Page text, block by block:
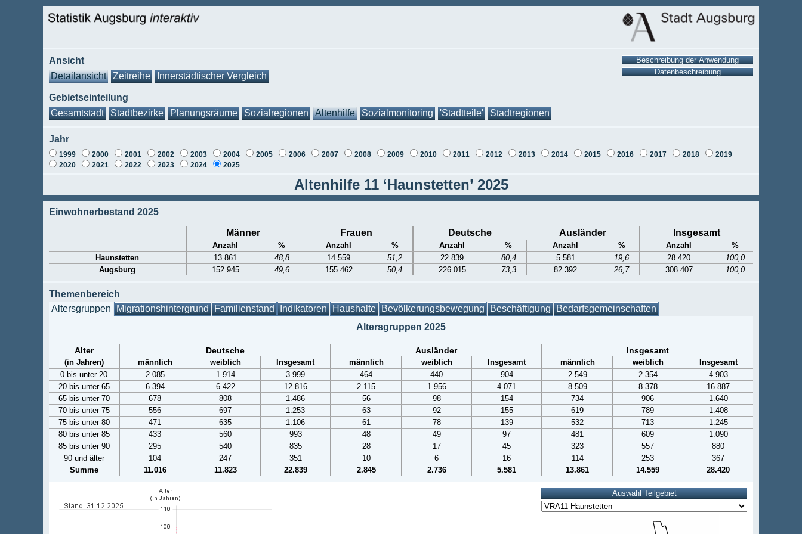
Ansicht
Detailansicht
Zeitreihe Innerstädtischer Vergleich
Gebietseinteilung
Gesamtstadt
Stadtbezirke Planungsräume Sozialregionen Altenhilfe Sozialmonitoring 'Stadtteile' Stadtregionen
Jahr
1999 2000 2001 2002 2003 2004 2005 2006 2007 2008 2009 2010 2011 2012 2013 2014 2015 2016 2017 2018
2019
2020
2021 2022 2023 2024 2025
Altenhilfe 11 ‘Haunstetten’ 2025
Einwohnerbestand 2025
Männer Frauen Deutsche Ausländer Insgesamt
Anzahl % Anzahl % Anzahl % Anzahl % Anzahl
%
Haunstetten
13.861 48,8 14.559 51,2 22.839 80,4 5.581 19,6 28.420
100,0
Augsburg
152.945 49,6 155.462 50,4 226.015 73,3 82.392 26,7 308.407 100,0
Themenbereich
Altersgruppen Migrationshintergrund Familienstand Indikatoren Haushalte Bevölkerungsbewegung Beschäftigung Bedarfsgemeinschaften
Altersgruppen 2025
Alter Deutsche Ausländer Insgesamt
(in Jahren) männlich weiblich Insgesamt männlich weiblich Insgesamt männlich weiblich
Insgesamt
0 bis unter 20
2.085 1.914 3.999 464 440 904 2.549 2.354
4.903
20 bis unter 65
6.394 6.422 12.816 2.115 1.956 4.071 8.509 8.378
16.887
65 bis unter 70
678 808 1.486 56 98 154 734 906
1.640
70 bis unter 75
556 697 1.253 63 92 155 619 789
1.408
75 bis unter 80
471 635 1.106 61 78 139 532 713
1.245
80 bis unter 85
433 560 993 48 49 97 481 609
1.090
85 bis unter 90
295 540 835 28 17 45 323 557
880
90 und älter
104 247 351 10 6 16 114 253
367
Summe
11.016 11.823 22.839 2.845 2.736 5.581 13.861 14.559 28.420